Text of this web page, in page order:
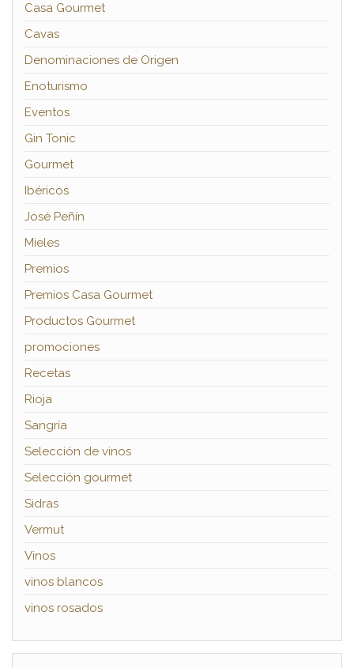
Casa Gourmet
Cavas
Denominaciones de Origen
Enoturismo
Eventos
Gin Tonic
Gourmet
Ibéricos
José Peñín
Mieles
Premios
Premios Casa Gourmet
Productos Gourmet
promociones
Recetas
Rioja
Sangría
Selección de vinos
Selección gourmet
Sidras
Vermut
Vinos
vinos blancos
vinos rosados